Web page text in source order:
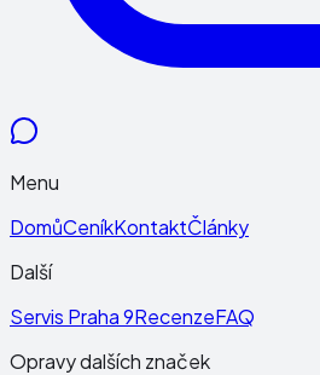
Menu
DomůCeníkKontaktČlánky
Další
Servis Praha 9RecenzeFAQ
Opravy dalších značek